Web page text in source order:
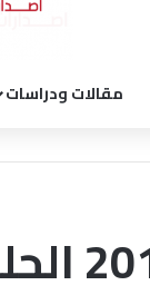
مقالات ودراسات